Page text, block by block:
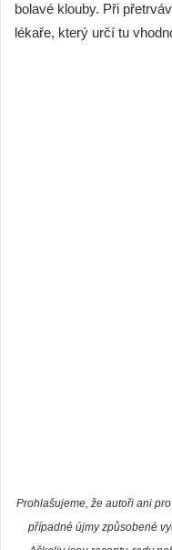
bolavé klouby. Při
lékaře, který určí tu
Prohlašujeme, že autoři ani
případné újmy způsobené